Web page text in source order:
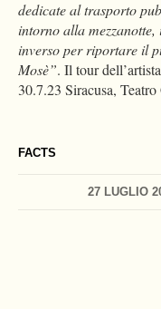
FACTS
27 LUGLIO
dedicate al trasporto
intorno alla
inverso per riportare il
Mosè”. Il tour
30.7.23 Siracusa,